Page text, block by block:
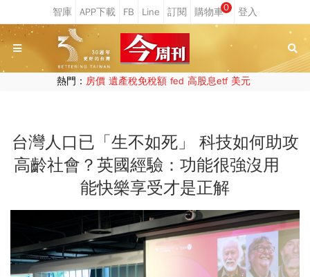
0
熱門： 房價 遺產稅免稅額 fed 高股息etf 美元
台灣人口已「生不如死」 科技如何助攻
高齡社會？英國經驗：功能很強沒用
能快樂享受才是正解